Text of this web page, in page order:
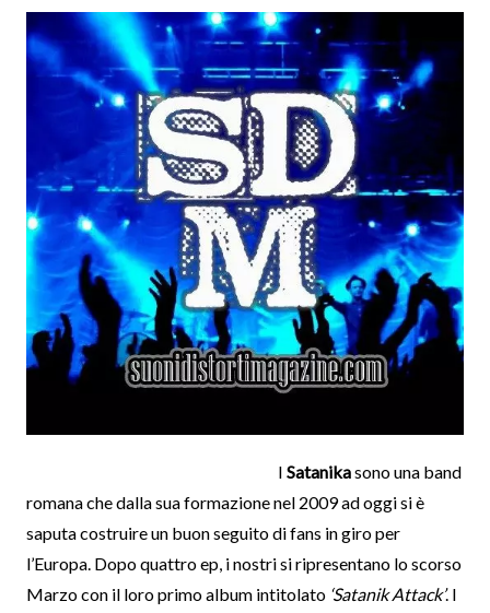
I Satanikasono una band
romana che dalla sua formazione nel 2009 ad oggi si è
saputa costruire un buon seguito di fans in giro per
l’Europa. Dopo quattro ep, i nostri si ripresentano lo scorso
Marzo con il loro primo album intitolato ‘Satanik Attack’. I